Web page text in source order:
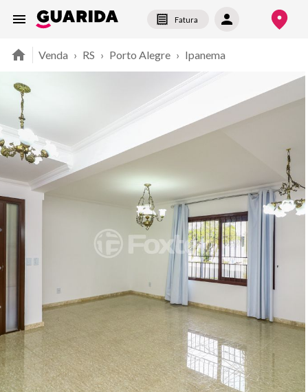
Fatura
Venda › RS › Porto Alegre › Ipanema